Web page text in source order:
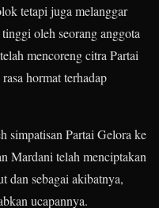
tetapi juga melanggar
oleh seorang anggota
mencoreng citra Partai
hormat terhadap
simpatisan Partai Gelora ke
Mardani telah menciptakan
dan sebagai akibatnya,
ucapannya.​